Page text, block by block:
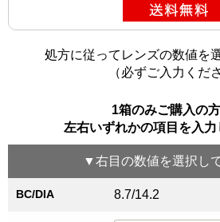
処方に従ってレンズの数値を
（必ずご入力くだ
1箱のみご購入の方
左右いずれかの項目を入
▼右目 の数値を選択し
BC/DIA 8.7/14.2